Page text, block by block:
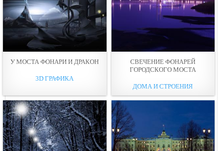
У МОСТА ФОНАРИ И ДРАКОН
3D ГРАФИКА
СВЕЧЕНИЕ ФОНАРЕЙ
ГОРОДСКОГО МОСТА
ДОМА И СТРОЕНИЯ